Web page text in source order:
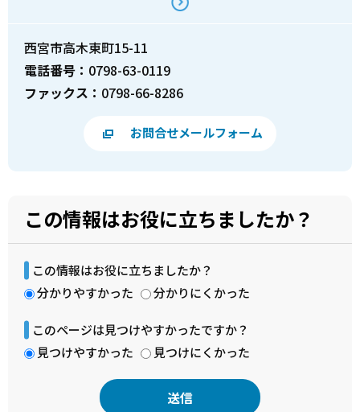
西宮市高木東町15-11
電話番号： 0798-63-0119
ファックス： 0798-66-8286
お問合せメールフォーム
この情報はお役に立ちましたか？
この情報はお役に立ちましたか？
分かりやすかった
分かりにくかった
このページは見つけやすかったですか？
見つけやすかった
見つけにくかった